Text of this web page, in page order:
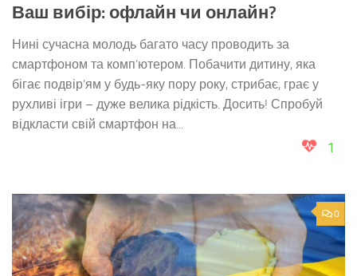
Ваш вибір: офлайн чи онлайн?
Нині сучасна молодь багато часу проводить за
смартфоном та комп’ютером. Побачити дитину, яка
бігає подвір’ям у будь-яку пору року, стрибає, грає у
рухливі ігри – дуже велика рідкість. Досить! Спробуй
відкласти свій смартфон на...
1
0